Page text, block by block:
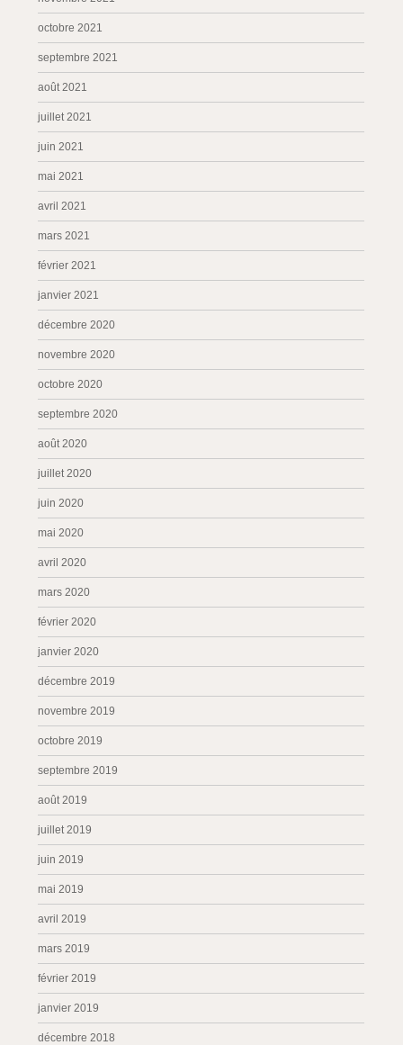
octobre 2021
septembre 2021
août 2021
juillet 2021
juin 2021
mai 2021
avril 2021
mars 2021
février 2021
janvier 2021
décembre 2020
novembre 2020
octobre 2020
septembre 2020
août 2020
juillet 2020
juin 2020
mai 2020
avril 2020
mars 2020
février 2020
janvier 2020
décembre 2019
novembre 2019
octobre 2019
septembre 2019
août 2019
juillet 2019
juin 2019
mai 2019
avril 2019
mars 2019
février 2019
janvier 2019
décembre 2018